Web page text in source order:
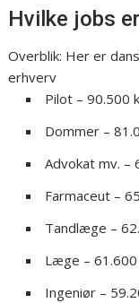
Hvilke jobs
Overblik: Her er
erhverv
Pilot – 90.500
Dommer –
Advokat mv. –
Farmaceut –
Tandlæge –
Læge – 61.600
Ingeniør –